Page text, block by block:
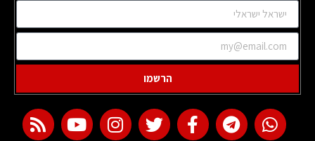
הרשמו